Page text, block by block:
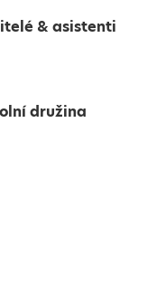
& asistenti
družina